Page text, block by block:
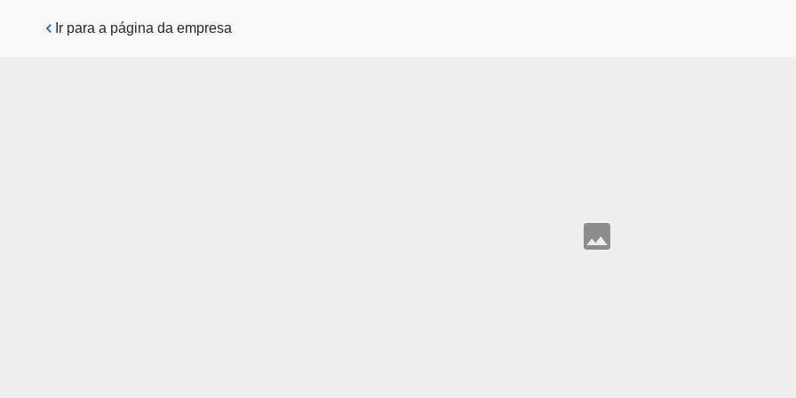
Pular para o conteúdo principal
Ir para a página da empresa